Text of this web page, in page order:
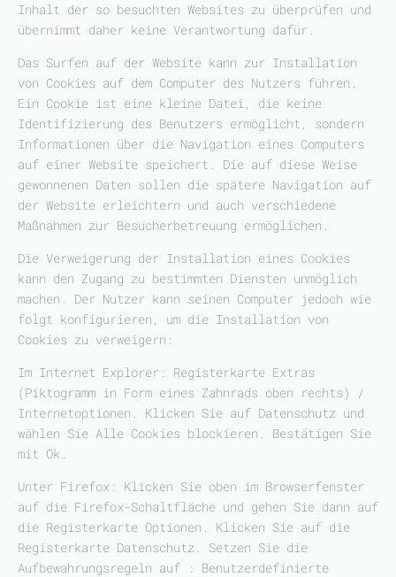
Inhalt der so besuchten Websites zu überprüfen und
übernimmt daher keine Verantwortung dafür.
Das Surfen auf der Website kann zur Installation
von Cookies auf dem Computer des Nutzers führen.
Ein Cookie ist eine kleine Datei, die keine
Identifizierung des Benutzers ermöglicht, sondern
Informationen über die Navigation eines Computers
auf einer Website speichert. Die auf diese Weise
gewonnenen Daten sollen die spätere Navigation auf
der Website erleichtern und auch verschiedene
Maßnahmen zur Besucherbetreuung ermöglichen.
Die Verweigerung der Installation eines Cookies
kann den Zugang zu bestimmten Diensten unmöglich
machen. Der Nutzer kann seinen Computer jedoch wie
folgt konfigurieren, um die Installation von
Cookies zu verweigern:
Im Internet Explorer: Registerkarte Extras
(Piktogramm in Form eines Zahnrads oben rechts) /
Internetoptionen. Klicken Sie auf Datenschutz und
wählen Sie Alle Cookies blockieren. Bestätigen Sie
mit Ok.
Unter Firefox: Klicken Sie oben im Browserfenster
auf die Firefox-Schaltfläche und gehen Sie dann auf
die Registerkarte Optionen. Klicken Sie auf die
Registerkarte Datenschutz. Setzen Sie die
Aufbewahrungsregeln auf : Benutzerdefinierte